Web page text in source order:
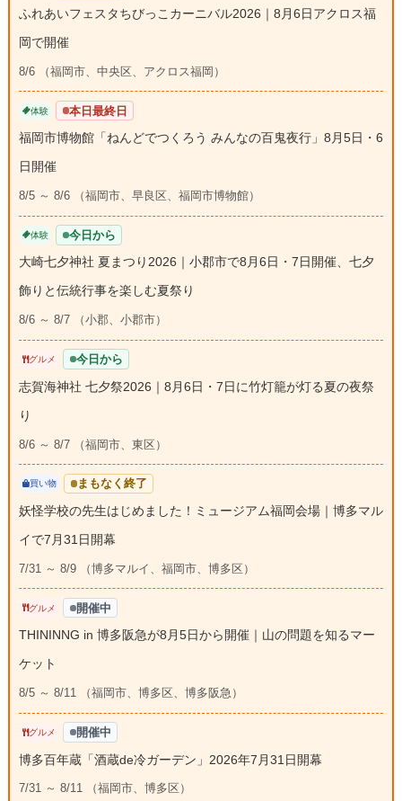
ふれあいフェスタちびっこカーニバル2026｜8月6日アクロス福
岡で開催
8/6 （福岡市、中央区、アクロス福岡）
体験 本日最終日
福岡市博物館「ねんどでつくろう みんなの百鬼夜行」8月5日・6
日開催
8/5 ～ 8/6 （福岡市、早良区、福岡市博物館）
体験 今日から
大崎七夕神社 夏まつり2026｜小郡市で8月6日・7日開催、七夕
飾りと伝統行事を楽しむ夏祭り
8/6 ～ 8/7 （小郡、小郡市）
グルメ 今日から
志賀海神社 七夕祭2026｜8月6日・7日に竹灯籠が灯る夏の夜祭
り
8/6 ～ 8/7 （福岡市、東区）
買い物 まもなく終了
妖怪学校の先生はじめました！ミュージアム福岡会場｜博多マル
イで7月31日開幕
7/31 ～ 8/9 （博多マルイ、福岡市、博多区）
グルメ 開催中
THININNG in 博多阪急が8月5日から開催｜山の問題を知るマー
ケット
8/5 ～ 8/11 （福岡市、博多区、博多阪急）
グルメ 開催中
博多百年蔵「酒蔵de冷ガーデン」2026年7月31日開幕
7/31 ～ 8/11 （福岡市、博多区）